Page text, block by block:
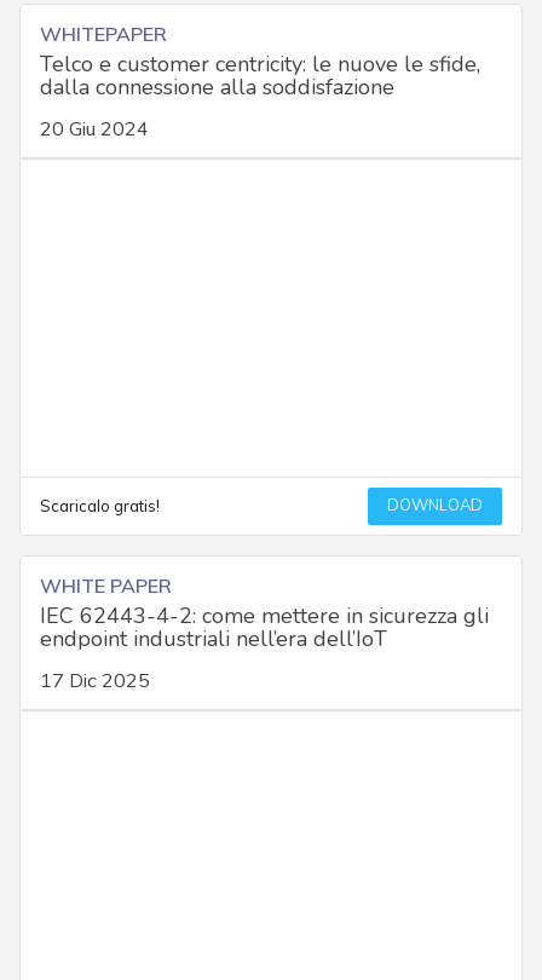
WHITEPAPER
Telco e customer centricity: le nuove le sfide,
dalla connessione alla soddisfazione
20 Giu 2024
Scaricalo gratis! DOWNLOAD
WHITE PAPER
IEC 62443-4-2: come mettere in sicurezza gli
endpoint industriali nell’era dell’IoT
17 Dic 2025